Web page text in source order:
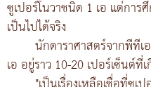
ซูเปอร์โนวาชนิด 1 เอ แต่การ
เป็นไปได้จริง
นักดาราศาสตร์จากพีทีเ
เอ อยู่ราว 10-20 เปอร์เซ็นต์ที่